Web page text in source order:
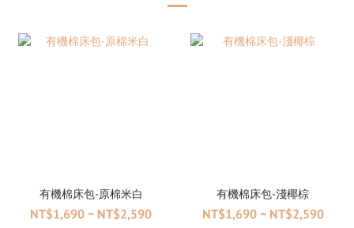
有機棉床包-原棉米白
NT$1,690 ~ NT$2,590
有機棉床包-淺椰棕
NT$1,690 ~ NT$2,590